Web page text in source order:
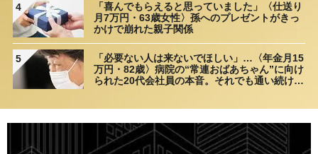
4
「喜んでもらえると思っていました」〈仕送り
月7万円・63歳女性〉孫へのプレゼントがきっ
かけで崩れた親子関係
5
「必要ない人は来ないでほしい」…〈年金月15
万円・82歳〉病院の“常連おばあちゃん”に向け
られた20代会社員の本音。それでも通い続ける